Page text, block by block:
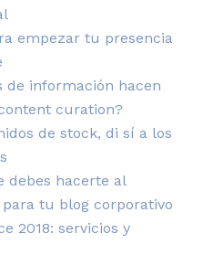
empezar tu presencia
de información hacen
curation?
de stock, di sí a los
debes hacerte al
tu blog corporativo
2018: servicios y